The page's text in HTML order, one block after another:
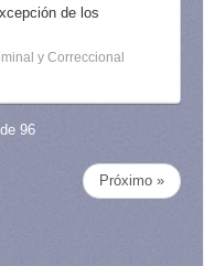
de los
y Correccional
96
Próximo »